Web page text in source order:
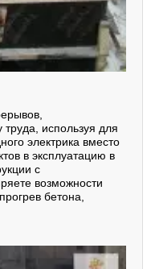
используя для
электрика вместо
в эксплуатацию в
с
возможности
бетона,